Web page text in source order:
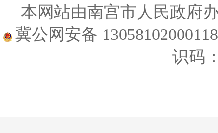
本网站由南宫市人民政
冀公网安备
识码